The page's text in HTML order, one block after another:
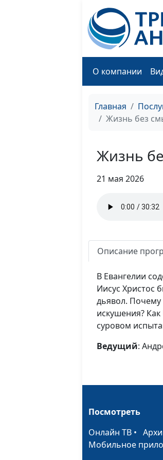
О компании
Главная
Жизнь без
Жизнь
21 мая 2026
Описание
В Евангелии
Иисус Христос
дьявол. Почему
искушения?
суровом
Ведущий:
Посмотреть
Онлайн ТВ •
Мобильное